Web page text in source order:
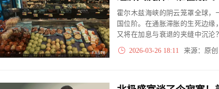
霍尔木兹海峡的阴云笼罩全球
国位阶。在通胀滞胀的生死边
又将在加息与衰退的夹缝中沉
浮出水面。
2026-03-26 18:11 来源：原